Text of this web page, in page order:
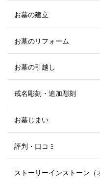
お墓の建立
お墓のリフォーム
お墓の引越し
戒名彫刻・追加彫刻
お墓じまい
評判・口コミ
ストーリーインストーン（